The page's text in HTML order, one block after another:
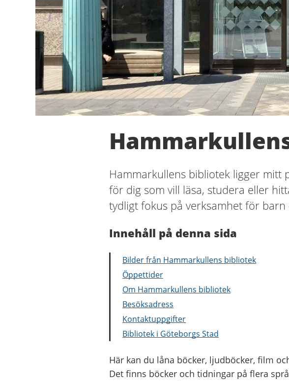
Hammarkullens bibliotek ligger mitt
för dig som vill läsa, studera eller
tydligt fokus på verksamhet för barn
Innehåll på denna sida
Bilder från Hammarkullens bibliotek
Öppettider
Om Hammarkullens bibliotek
Besöksadress
Kontaktuppgifter
Bibliotek i Göteborgs Stad
Här kan du låna böcker, ljudböcker, film
Det finns böcker och tidningar på flera